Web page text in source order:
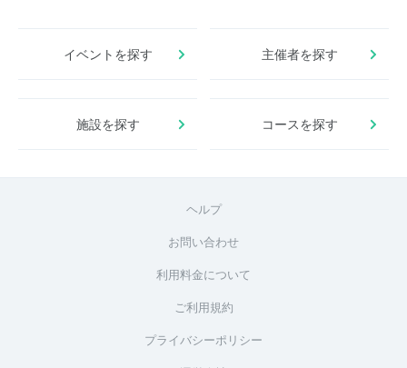
イベントを探す 主催者を探す
施設を探す コースを探す
ヘルプ
お問い合わせ
利用料金について
ご利用規約
プライバシーポリシー